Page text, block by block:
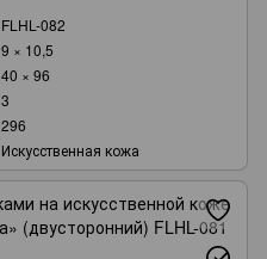
FLHL-082
9 × 10,5
40 × 96
3
296
Искусственная кожа